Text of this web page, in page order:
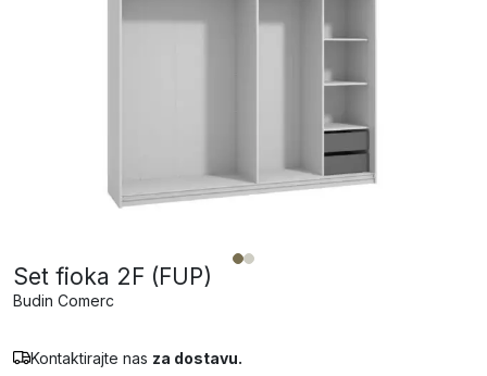
Set fioka 2F (FUP)
Budin Comerc
Kontaktirajte nas za dostavu.